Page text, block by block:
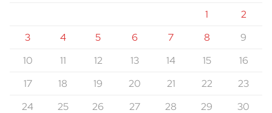
1
2
3
4 5 6 7 8
9
10
11 12 13 14 15
16
17
18 19 20 21 22
23
24
25 26 27 28 29
30